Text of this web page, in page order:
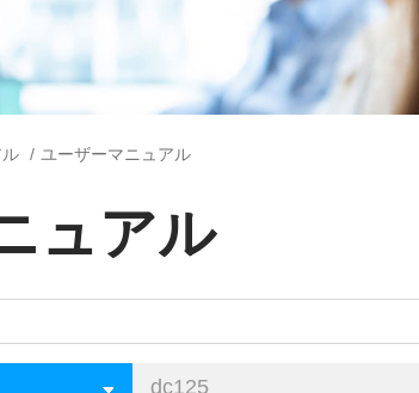
ル ユーザーマニュアル
ュアル